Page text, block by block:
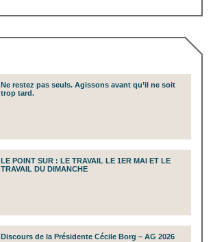
Ne restez pas seuls. Agissons avant qu’il ne soit
trop tard.
LE POINT SUR : LE TRAVAIL LE 1ER MAI ET LE
TRAVAIL DU DIMANCHE
Discours de la Présidente Cécile Borg – AG 2026